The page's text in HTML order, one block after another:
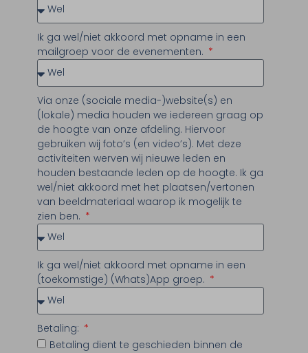
Ik ga wel/niet akkoord met opname in een
mailgroep voor de evenementen.
Via onze (sociale media-)website(s) en
(lokale) media houden we iedereen graag op
de hoogte van onze afdeling. Hiervoor
gebruiken wij foto’s (en video’s). Met deze
activiteiten werven wij nieuwe leden en
houden bestaande leden op de hoogte. Ik ga
wel/niet akkoord met het plaatsen/vertonen
van beeldmateriaal waarop ik mogelijk te
zien ben.
Ik ga wel/niet akkoord met opname in een
(toekomstige) (Whats)App groep.
Betaling:
Betaling dient te geschieden binnen de